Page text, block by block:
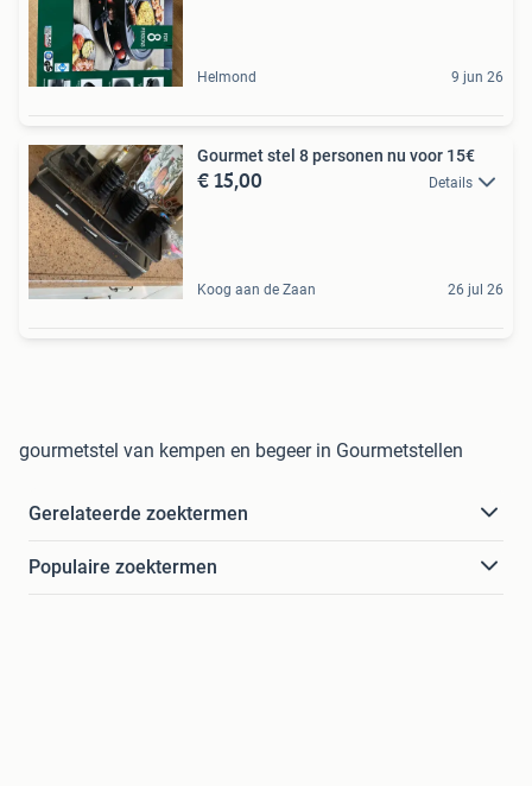
Helmond 9 jun 26
Gourmet stel 8 personen nu voor 15€
€ 15,00 Details
Koog aan de Zaan 26 jul 26
gourmetstel van kempen en begeer in Gourmetstellen
Gerelateerde zoektermen
Populaire zoektermen